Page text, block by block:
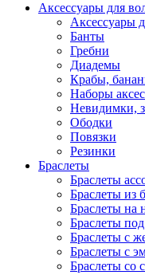
Аксессуары для
Аксессуары
Банты
Гребни
Диадемы
Крабы,
Наборы
Невидимки,
Ободки
Повязки
Резинки
Браслеты
Браслеты
Браслеты из
Браслеты на
Браслеты
Браслеты с
Браслеты с
Браслеты со